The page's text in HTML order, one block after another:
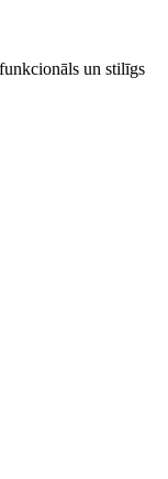
un stilīgs